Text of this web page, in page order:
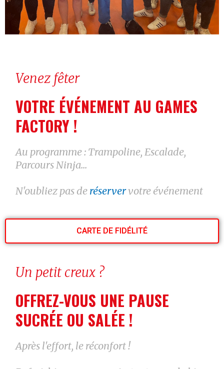
Venez fêter
VOTRE ÉVÉNEMENT AU GAMES
FACTORY !
Au programme : Trampoline, Escalade,
Parcours Ninja...
N'oubliez pas de réservervotre événement
CARTE DE FIDÉLITÉ
Un petit creux ?
OFFREZ-VOUS UNE PAUSE
SUCRÉE OU SALÉE !
Après l'effort, le réconfort !